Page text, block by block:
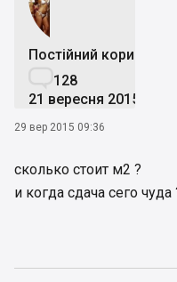
Постійний користувач
128
21 вересня 2015
29 вер 2015 09:36
сколько стоит м2 ?
и когда сдача сего чуда